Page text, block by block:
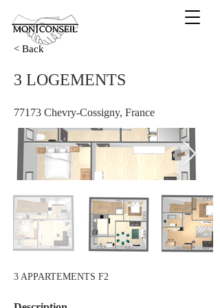
< Back
3 LOGEMENTS
77173 Chevry-Cossigny, France
3 APPARTEMENTS F2